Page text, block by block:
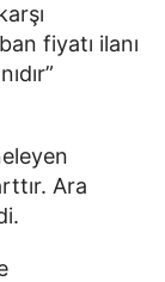
fiyatı ilanı
Ara